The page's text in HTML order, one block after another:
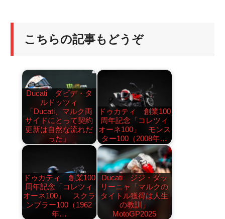
こちらの記事もどうぞ
Ducati ダビデ・タ
ルドッツィ
「Ducati、マルク両
サイドにとって契約
更新は自然な流れだ
った」
ドゥカティ 創業100
周年記念「コレツィ
オーネ100」 モンス
ター100（2008年…
ドゥカティ 創業100
周年記念「コレツィ
オーネ100」 スクラ
ンブラー100（1962
年…
Ducati ジジ・ダッ
リーニャ「マルクの
タイトル獲得は人生
の教訓」
MotoGP2025